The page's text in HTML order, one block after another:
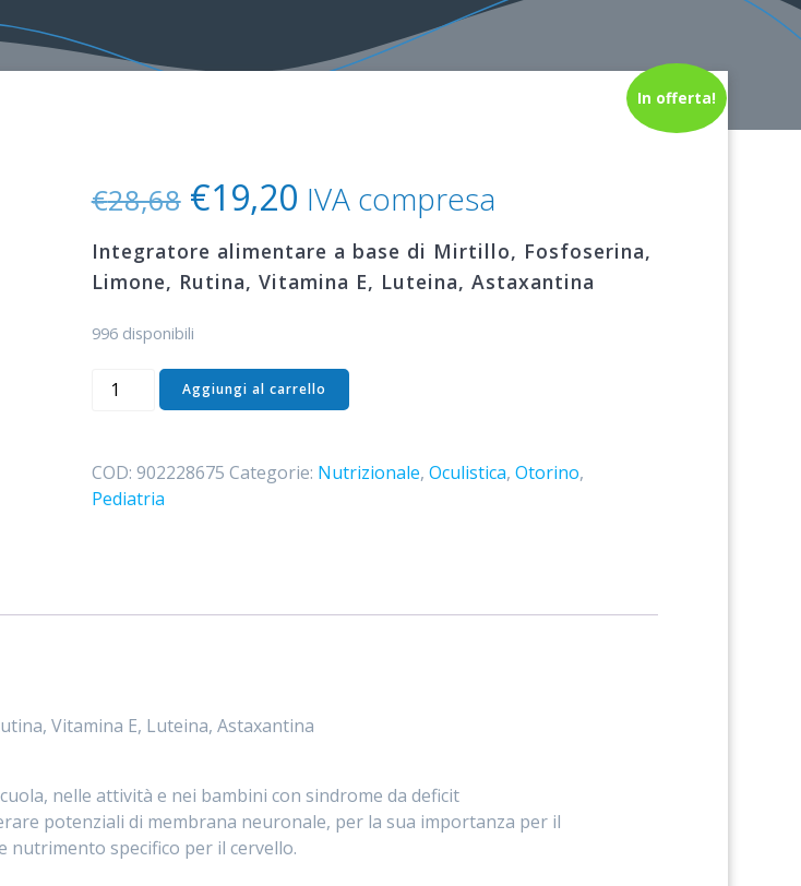
In offerta!
€28,68 Il
prezzo
originale
era:
€28,68.
€19,20Il
prezzo
attuale
è:
€19,20.
IVA compresa
Integratore alimentare a base di Mirtillo, Fosfoserina,
Limone, Rutina, Vitamina E, Luteina, Astaxantina
996 disponibili
FLAMOS
Aggiungi al carrello
COD: 902228675 Categorie: Nutrizionale, Oculistica, Otorino,
Pediatria
Vitamina E, Luteina, Astaxantina
nelle attività e nei bambini con sindrome da deficit
potenziali di membrana neuronale, per la sua importanza per il
nutrimento specifico per il cervello.